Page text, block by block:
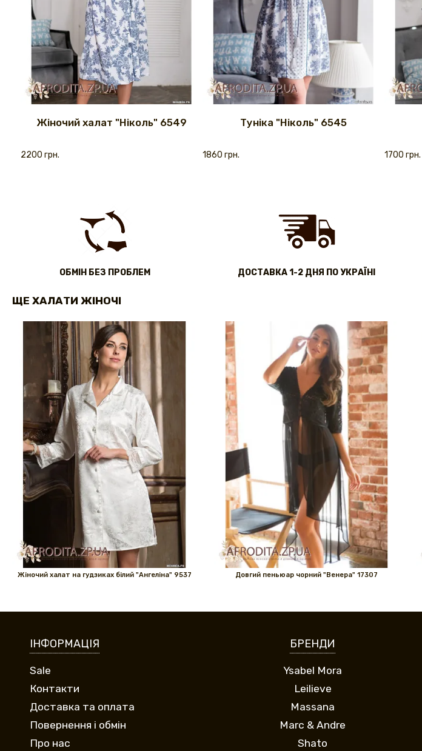
Жіночий халат "Ніколь" 6549
2200 грн.
Туніка "Ніколь" 6545
1860 грн. 1700 грн.
ОБМІН БЕЗ ПРОБЛЕМ ДОСТАВКА 1-2 ДНЯ ПО УКРАЇНІ
ЩЕ ХАЛАТИ ЖІНОЧІ
Жіночий халат на гудзиках білий "Ангеліна" 9537 Довгий пеньюар чорний "Венера" ​​17307
ІНФОРМАЦІЯ
Sale
Контакти
Доставка та оплата
Повернення і обмін
Про нас
БРЕНДИ
Ysabel Mora
Leilieve
Massana
Marc & Andre
Shato